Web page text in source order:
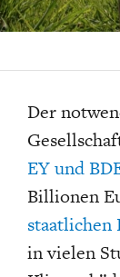
Der
EY und
Billionen
staatlichen
in vielen